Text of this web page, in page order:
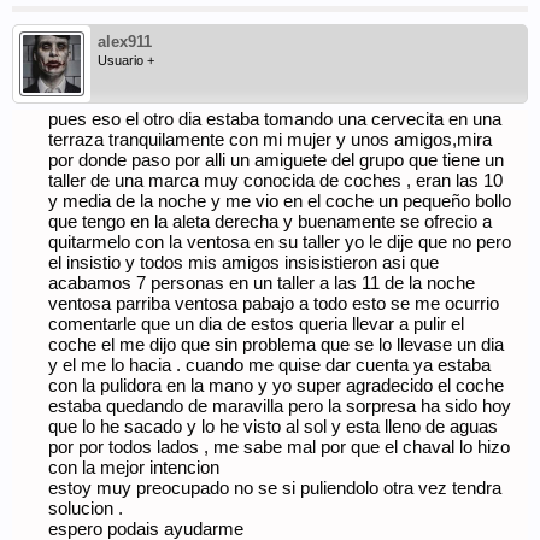
alex911
Usuario +
pues eso el otro dia estaba tomando una cervecita en una
terraza tranquilamente con mi mujer y unos amigos,mira
por donde paso por alli un amiguete del grupo que tiene un
taller de una marca muy conocida de coches , eran las 10
y media de la noche y me vio en el coche un pequeño bollo
que tengo en la aleta derecha y buenamente se ofrecio a
quitarmelo con la ventosa en su taller yo le dije que no pero
el insistio y todos mis amigos insisistieron asi que
acabamos 7 personas en un taller a las 11 de la noche
ventosa parriba ventosa pabajo a todo esto se me ocurrio
comentarle que un dia de estos queria llevar a pulir el
coche el me dijo que sin problema que se lo llevase un dia
y el me lo hacia . cuando me quise dar cuenta ya estaba
con la pulidora en la mano y yo super agradecido el coche
estaba quedando de maravilla pero la sorpresa ha sido hoy
que lo he sacado y lo he visto al sol y esta lleno de aguas
por por todos lados , me sabe mal por que el chaval lo hizo
con la mejor intencion
estoy muy preocupado no se si puliendolo otra vez tendra
solucion .
espero podais ayudarme